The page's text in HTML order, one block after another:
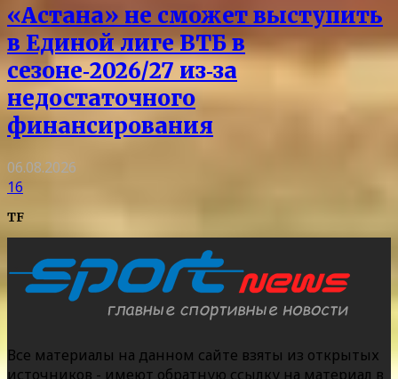
«Астана» не сможет выступить
в Единой лиге ВТБ в
сезоне‑2026/27 из‑за
недостаточного
финансирования
06.08.2026
16
TF
Все материалы на данном сайте взяты из открытых
источников - имеют обратную ссылку на материал в